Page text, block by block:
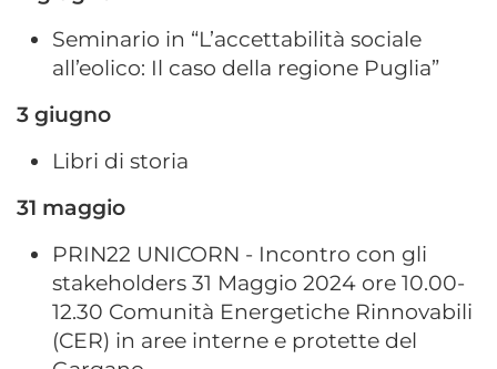
Seminario in “L’accettabilità sociale
all’eolico: Il caso della regione Puglia”
3 giugno
Libri di storia
31 maggio
PRIN22 UNICORN - Incontro con gli
stakeholders 31 Maggio 2024 ore 10.00-
12.30 Comunità Energetiche Rinnovabili
(CER) in aree interne e protette del